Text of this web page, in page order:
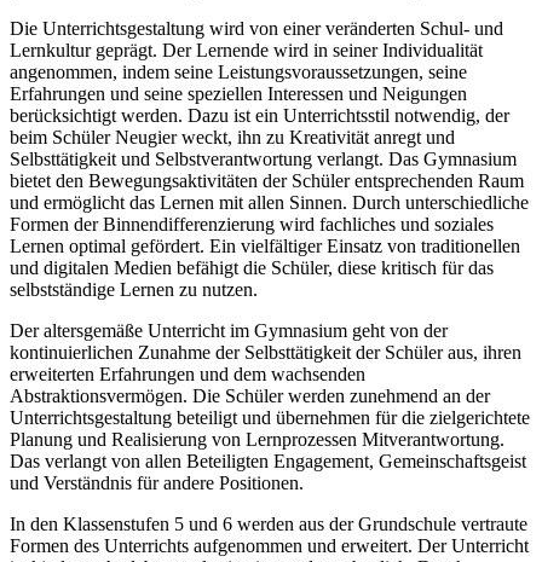
Die Unterrichtsgestaltung wird von einer veränderten Schul- und
Lernkultur geprägt. Der Lernende wird in seiner Individualität
angenommen, indem seine Leistungsvoraussetzungen, seine
Erfahrungen und seine speziellen Interessen und Neigungen
berücksichtigt werden. Dazu ist ein Unterrichtsstil notwendig, der
beim Schüler Neugier weckt, ihn zu Kreativität anregt und
Selbsttätigkeit und Selbstverantwortung verlangt. Das Gymnasium
bietet den Bewegungsaktivitäten der Schüler entsprechenden Raum
und ermöglicht das Lernen mit allen Sinnen. Durch unterschiedliche
Formen der Binnendifferenzierung wird fachliches und soziales
Lernen optimal gefördert. Ein vielfältiger Einsatz von traditionellen
und digitalen Medien befähigt die Schüler, diese kritisch für das
selbstständige Lernen zu nutzen.
Der altersgemäße Unterricht im Gymnasium geht von der
kontinuierlichen Zunahme der Selbsttätigkeit der Schüler aus, ihren
erweiterten Erfahrungen und dem wachsenden
Abstraktionsvermögen. Die Schüler werden zunehmend an der
Unterrichtsgestaltung beteiligt und übernehmen für die zielgerichtete
Planung und Realisierung von Lernprozessen Mitverantwortung.
Das verlangt von allen Beteiligten Engagement, Gemeinschaftsgeist
und Verständnis für andere Positionen.
In den Klassenstufen 5 und 6 werden aus der Grundschule vertraute
Formen des Unterrichts aufgenommen und erweitert. Der Unterricht